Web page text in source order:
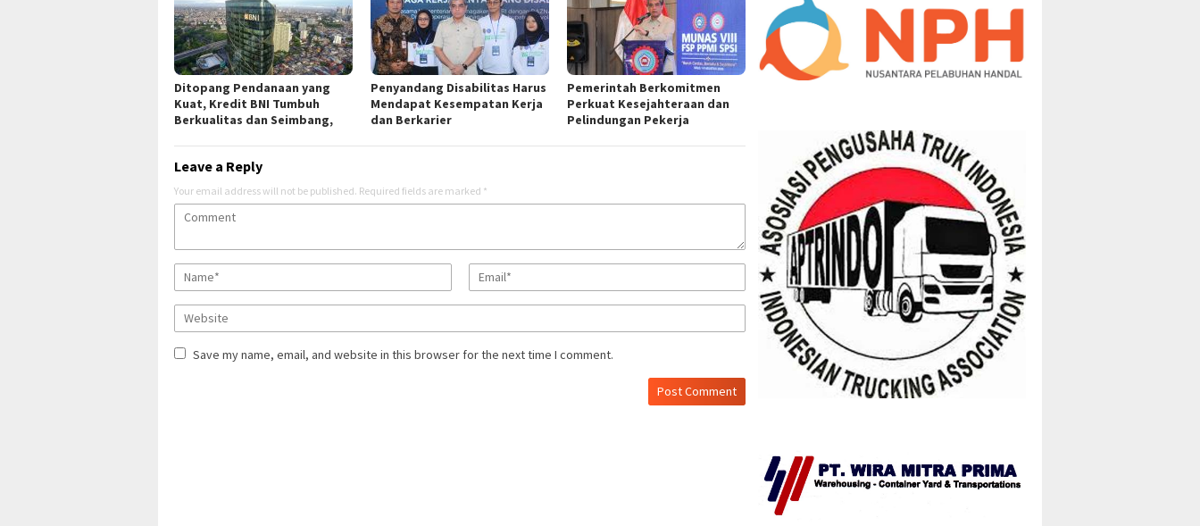
Ditopang Pendanaan yang
Kuat, Kredit BNI Tumbuh
Berkualitas dan Seimbang,
Penyandang Disabilitas Harus
Mendapat Kesempatan Kerja
dan Berkarier
Pemerintah Berkomitmen
Perkuat Kesejahteraan dan
Pelindungan Pekerja
Leave a Reply
Your email address will not be published. Required fields are marked *
Save my name, email, and website in this browser for the next time I comment.